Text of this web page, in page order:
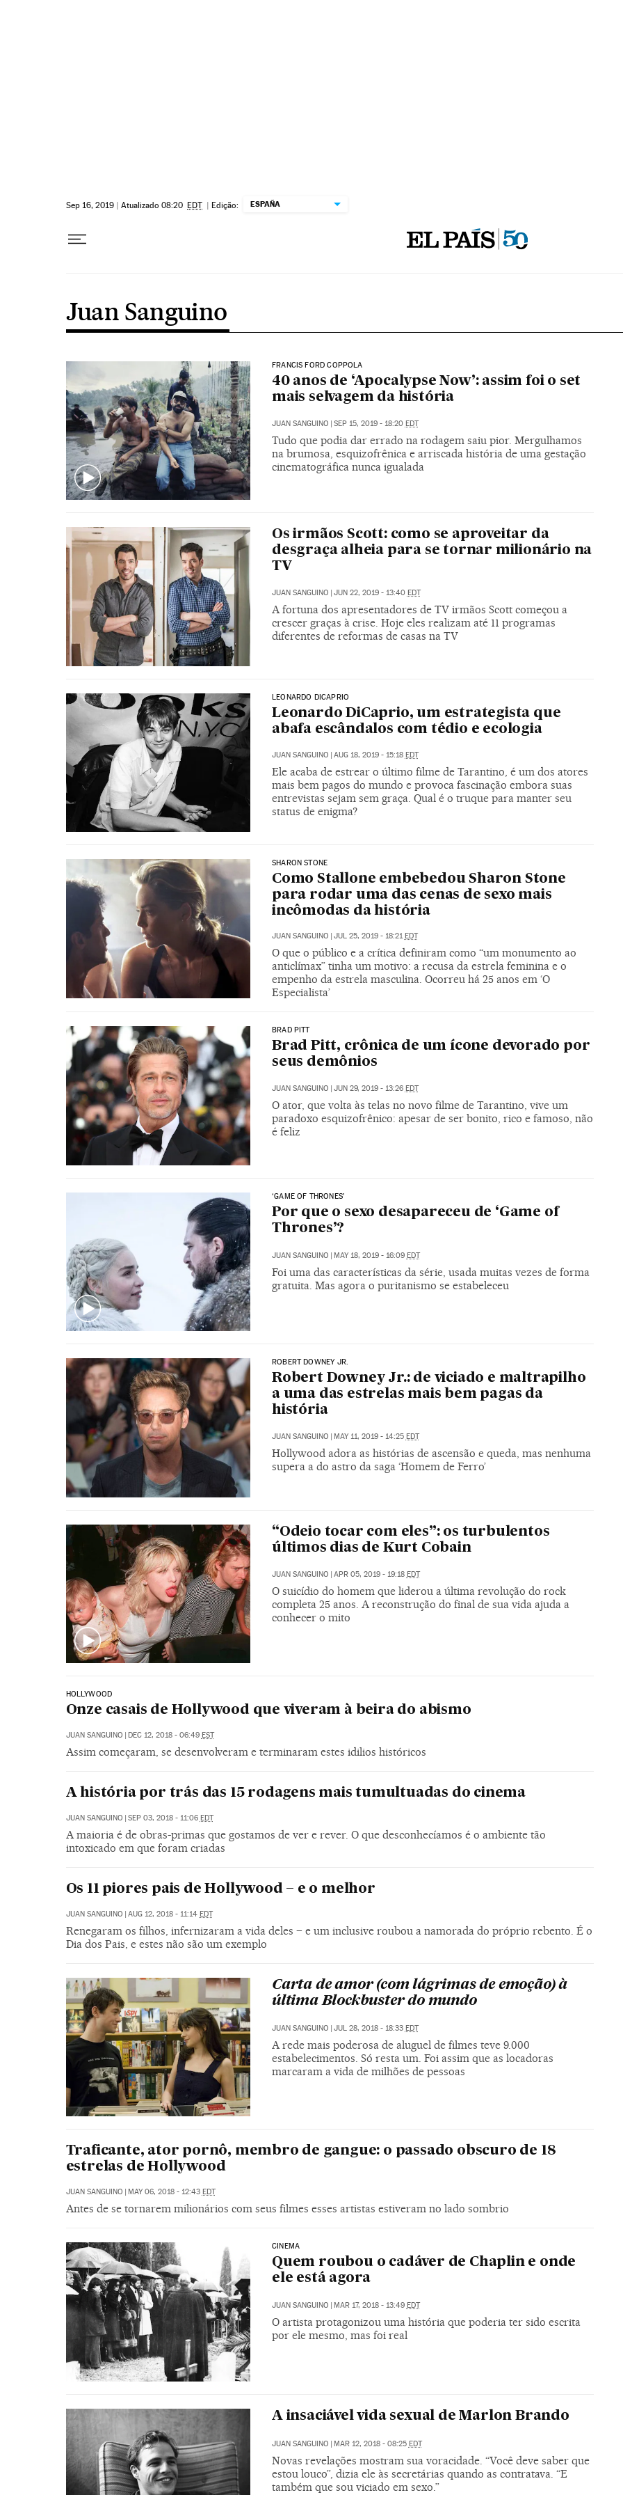
Sep 16, 2019 | Atualizado 08:20 EDT | Edição: ESPAÑA
Juan Sanguino
FRANCIS FORD COPPOLA
40 anos de ‘Apocalypse Now’: assim foi o set
mais selvagem da história
JUAN SANGUINO | SEP 15, 2019 - 18:20 EDT
Tudo que podia dar errado na rodagem saiu pior. Mergulhamos
na brumosa, esquizofrênica e arriscada história de uma gestação
cinematográfica nunca igualada
Os irmãos Scott: como se aproveitar da
desgraça alheia para se tornar milionário na
TV
JUAN SANGUINO JUN 22, 2019 - 13:40 EDT
A fortuna dos apresentadores de TV irmãos Scott começou a
crescer graças à crise. Hoje eles realizam até 11 programas
diferentes de reformas de casas na TV
LEONARDO DICAPRIO
Leonardo DiCaprio, um estrategista que
abafa escândalos com tédio e ecologia
JUAN SANGUINO | AUG 18, 2019 - 15:18 EDT
Ele acaba de estrear o último filme de Tarantino, é um dos atores
mais bem pagos do mundo e provoca fascinação embora suas
entrevistas sejam sem graça. Qual é o truque para manter seu
status de enigma?
SHARON STONE
Como Stallone embebedou Sharon Stone
para rodar uma das cenas de sexo mais
incômodas da história
JUAN SANGUINO JUL 25, 2019 - 18:21 EDT
O que o público e a crítica definiram como “um monumento ao
anticlímax” tinha um motivo: a recusa da estrela feminina e o
empenho da estrela masculina. Ocorreu há 25 anos em ‘O
Especialista’
BRAD PITT
Brad Pitt, crônica de um ícone devorado por
seus demônios
JUAN SANGUINO JUN 29, 2019 - 13:26 EDT
O ator, que volta às telas no novo filme de Tarantino, vive um
paradoxo esquizofrênico: apesar de ser bonito, rico e famoso, não
é feliz
‘GAME OF THRONES’
Por que o sexo desapareceu de ‘Game of
Thrones’?
JUAN SANGUINO | MAY 18, 2019 - 16:09 EDT
Foi uma das características da série, usada muitas vezes de forma
gratuita. Mas agora o puritanismo se estabeleceu
ROBERT DOWNEY JR.
Robert Downey Jr.: de viciado e maltrapilho
a uma das estrelas mais bem pagas da
história
JUAN SANGUINO | MAY 11, 2019 - 14:25 EDT
Hollywood adora as histórias de ascensão e queda, mas nenhuma
supera a do astro da saga ‘Homem de Ferro’
“Odeio tocar com eles”: os turbulentos
últimos dias de Kurt Cobain
JUAN SANGUINO APR 05, 2019 - 19:18 EDT
O suicídio do homem que liderou a última revolução do rock
completa 25 anos. A reconstrução do final de sua vida ajuda a
conhecer o mito
HOLLYWOOD
Onze casais de Hollywood que viveram à beira do abismo
JUAN SANGUINO | DEC 12, 2018 - 06:49 EST
Assim começaram, se desenvolveram e terminaram estes idilios históricos
A história por trás das 15 rodagens mais tumultuadas do cinema
JUAN SANGUINO | SEP 03, 2018 - 11:06 EDT
A maioria é de obras-primas que gostamos de ver e rever. O que desconhecíamos é o ambiente tão
intoxicado em que foram criadas
Os 11 piores pais de Hollywood – e o melhor
JUAN SANGUINO | AUG 12, 2018 - 11:14 EDT
Renegaram os filhos, infernizaram a vida deles – e um inclusive roubou a namorada do próprio rebento. É o
Dia dos Pais, e estes não são um exemplo
Carta de amor (com lágrimas de emoção) à
última Blockbuster do mundo
JUAN SANGUINO | JUL 28, 2018 - 18:33 EDT
A rede mais poderosa de aluguel de filmes teve 9.000
estabelecimentos. Só resta um. Foi assim que as locadoras
marcaram a vida de milhões de pessoas
Traficante, ator pornô, membro de gangue: o passado obscuro de 18
estrelas de Hollywood
JUAN SANGUINO MAY 06, 2018 - 12:43 EDT
Antes de se tornarem milionários com seus filmes esses artistas estiveram no lado sombrio
CINEMA
Quem roubou o cadáver de Chaplin e onde
ele está agora
JUAN SANGUINO MAR 17, 2018 - 13:49 EDT
O artista protagonizou uma história que poderia ter sido escrita
por ele mesmo, mas foi real
A insaciável vida sexual de Marlon Brando
JUAN SANGUINO | MAR 12, 2018 - 08:25 EDT
Novas revelações mostram sua voracidade. “Você deve saber que
estou louco”, dizia ele às secretárias quando as contratava. “E
também que sou viciado em sexo.”